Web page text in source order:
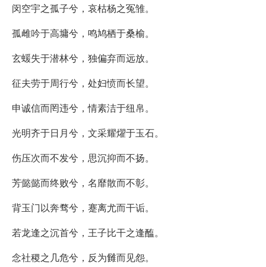
闵空宇之孤子兮，哀枯杨之冤雏。
孤雌吟于高墉兮，鸣鸠栖于桑榆。
玄蝯失于潜林兮，独偏弃而远放。
征夫劳于周行兮，处妇愤而长望。
申诚信而罔违兮，情素洁于纽帛。
光明齐于日月兮，文采耀燿于玉石。
伤压次而不发兮，思沉抑而不扬。
芳懿懿而终败兮，名靡散而不彰。
背玉门以奔骛兮，蹇离尤而干诟。
若龙逢之沉首兮，王子比干之逢醢。
念社稷之几危兮，反为雠而见怨。